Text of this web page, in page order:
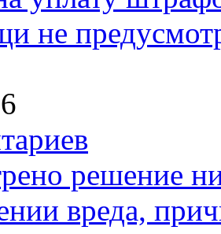
не
решение
вреда,